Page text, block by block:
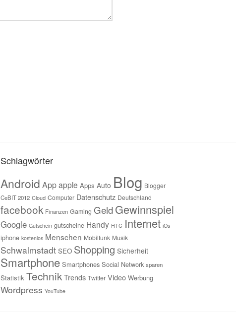
Schlagwörter
Android Appapple Apps Auto Blog Blogger
CeBIT 2012 Cloud Computer Datenschutz Deutschland
facebook Finanzen Gaming GeldGewinnspiel
Google Gutschein gutscheine Handy HTC Internet iOs
iphone kostenlos Menschen Mobilfunk Musik
Schwalmstadt SEO Shopping Sicherheit
Smartphone Smartphones Social Network sparen
Statistik TechnikTrends Twitter Video Werbung
Wordpress YouTube